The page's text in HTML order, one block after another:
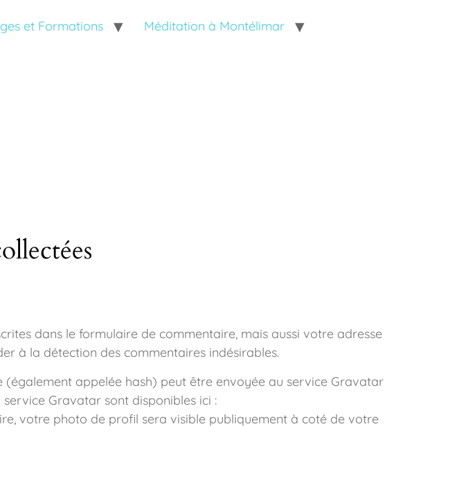
et Formations
Méditation à Montélimar
dans le formulaire de commentaire, mais aussi votre adresse
à la détection des commentaires indésirables.
appelée hash) peut être envoyée au service Gravatar
Gravatar sont disponibles ici :
votre photo de profil sera visible publiquement à coté de votre